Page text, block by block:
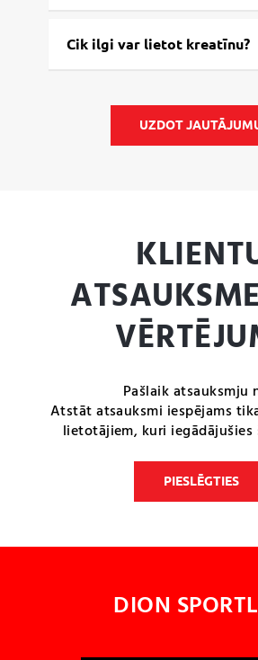
Cik ilgi var lietot kreatīnu?
UZDOT
Pašlaik atsauksmju
Atstāt atsauksmi iespējams
lietotājiem, kuri
PIESLĒGTIES
DION